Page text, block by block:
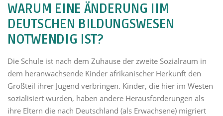
WARUM EINE ÄNDERUNG IIM
DEUTSCHEN BILDUNGSWESEN
NOTWENDIG IST?
Die Schule ist nach dem Zuhause der zweite Sozialraum in
dem heranwachsende Kinder afrikanischer Herkunft den
Großteil ihrer Jugend verbringen. Kinder, die hier im Westen
sozialisiert wurden, haben andere Herausforderungen als
ihre Eltern die nach Deutschland (als Erwachsene) migriert